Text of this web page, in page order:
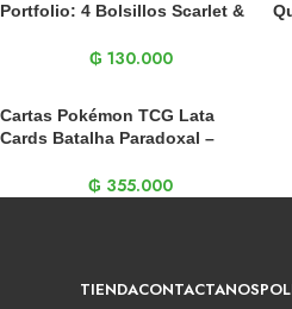
Portfolio: 4 Bolsillos Scarlet &
₲ 130.000
Cartas Pokémon TCG Lata
Cards Batalha Paradoxal –
₲ 355.000
TIENDACONTACTANOS